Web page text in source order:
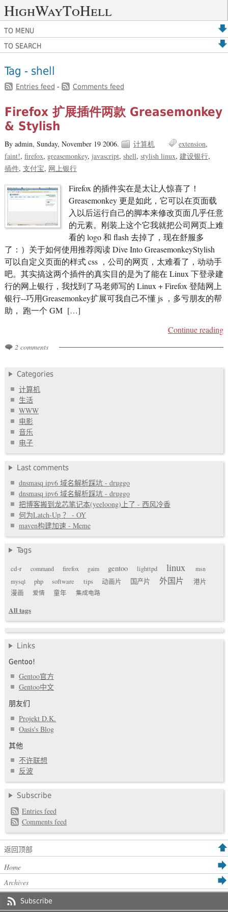
HighWayToHell
TO MENU
TO SEARCH
Tag - shell
Entries feed - Comments feed
Firefox 扩展插件两款 Greasemonkey
& Stylish
By admin, Sunday, November 19 2006. 计算机
extension
faint! firefox greasemonkey javascript shell stylish linux 建设银行
插件 支付宝 网上银行
Firefox 的插件实在是太让人惊喜了！
Greasemonkey 更是如此，它可以在页面载
入以后运行自己的脚本来修改页面几乎任意
的元素。刚装上这个它我就把公司网页上难
看的 logo 和 flash 去掉了，现在舒服多
了：）关于如何使用推荐阅读 Dive Into GreasemonkeyStylish
可以自定义页面的样式 css ，公司的网页，太难看了，动动手
吧。其实搞这两个插件的真实目的是为了能在 Linux 下登录建
行的网上银行，我找到了马老师写的 Linux + Firefox 登陆网上
银行--巧用Greasemonkey扩展可我自己不懂 js ，多亏朋友的帮
助， 跑一个 GM […]
Continue reading
2 comments
Categories
计算机
生活
WWW
电影
音乐
电子
Last comments
dnsmasq ipv6 域名解析踩坑 - druggo
dnsmasq ipv6 域名解析踩坑 - druggo
把博客搬到龙芯笔记本(yeeloong)上了 - 西风冷香
何为Latch-Up ？ - OY
maven构建加速 - Meme
Tags
cd-r
command firefox gaim gentoo lighttpd linux
msn
mysql
php software tips 动画片 国产片 外国片
港片
漫画
爱情 童年 集成电路
All tags
Links
Gentoo!
Gentoo官方
Gentoo中文
朋友们
Projekt D.K.
Oasis's Blog
其他
不许联想
反波
Subscribe
Entries feed
Comments feed
返回顶部
Home
Archives
Subscribe